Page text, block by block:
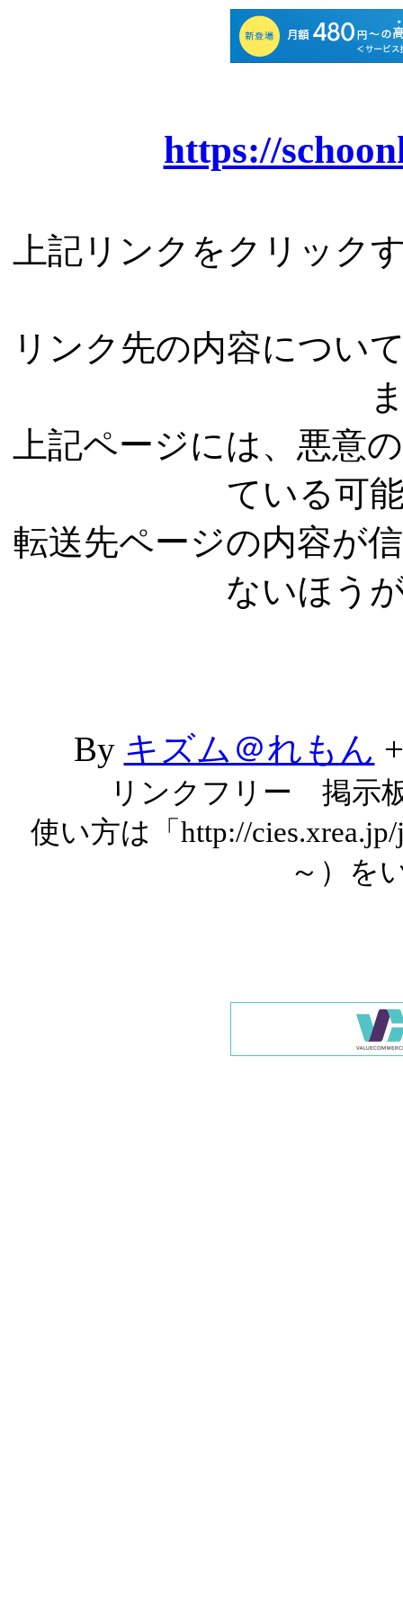
https://
上記リンクをクリック
リンク先の内容につい
上記ページには、悪意
ている可
転送先ページの内容が
ないほう
By キズム＠れもん
リンクフリー 掲示
使い方は「http://
～）を